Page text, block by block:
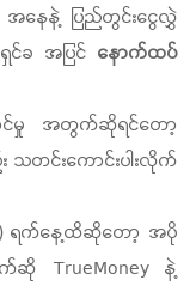
အနေနဲ့ ပြည်တွင်းငွေလွှဲ
င်ခ အပြင် နောက်ထပ်
မှု အတွက်ဆိုရင်တော့
သတင်းကောင်းပါးလိုက်
ရက်နေ့ထိဆိုတော့ အပို
ဆို TrueMoney နဲ့